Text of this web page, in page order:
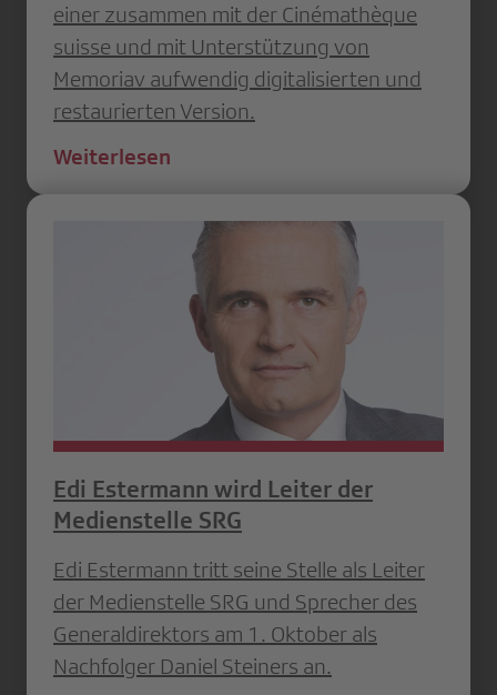
einer zusammen mit der Cinémathèque
suisse und mit Unterstützung von
Memoriav aufwendig digitalisierten und
restaurierten Version.
Weiterlesen
Edi Estermann wird Leiter der
Medienstelle SRG
Edi Estermann tritt seine Stelle als Leiter
der Medienstelle SRG und Sprecher des
Generaldirektors am 1. Oktober als
Nachfolger Daniel Steiners an.